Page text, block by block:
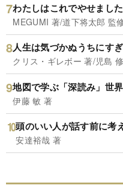
わたしはこれでやせました
MEGUMI 著/道下将太郎 監
人生は気づかぬうちにすぎ
クリス・ギレボー 著/児島
地図で学ぶ「深読み」世
伊藤 敏 著
頭のいい人が話す前に考
安達裕哉 著